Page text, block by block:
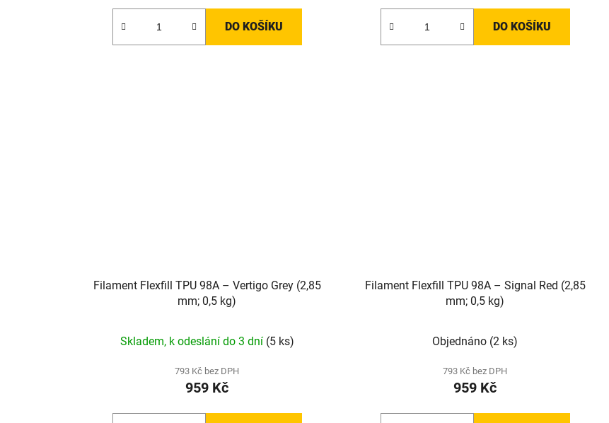
DO KOŠÍKU DO KOŠÍKU
Filament Flexfill TPU 98A – Vertigo Grey (2,85
mm; 0,5 kg)
Skladem, k odeslání do 3 dní (5 ks)
793 Kč bez DPH
959 Kč
Filament Flexfill TPU 98A – Signal Red (2,85
mm; 0,5 kg)
Objednáno (2 ks)
793 Kč bez DPH
959 Kč